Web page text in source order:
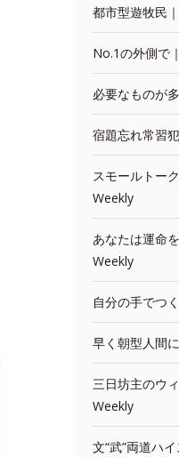
都市型遊牧民
No.1の外側で
必要なものが
宿題忘れ常習
スモールトー
Weekly
あなたは運命
Weekly
自分の手でつ
早く朝型人間
三日坊主のウ
Weekly
文“武”両道ハ